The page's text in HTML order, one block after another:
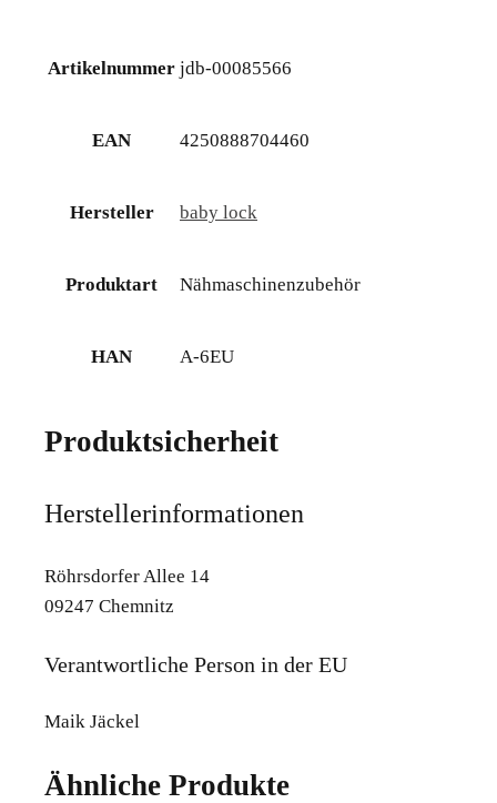
Artikelnummer jdb-00085566
EAN 4250888704460
Hersteller baby lock
Produktart Nähmaschinenzubehör
HAN A-6EU
Produktsicherheit
Herstellerinformationen
Röhrsdorfer Allee 14
09247 Chemnitz
Verantwortliche Person in der EU
Maik Jäckel
Ähnliche Produkte